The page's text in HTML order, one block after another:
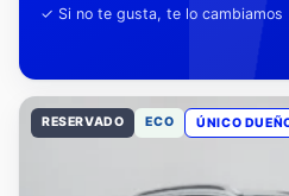
✓ Protegido de robos, siniestros y
RESERVADO ECO